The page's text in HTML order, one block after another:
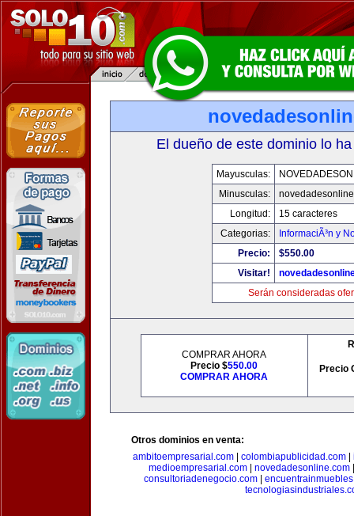
El dueño de este dominio lo
Mayusculas:
Minusculas:
Longitud:
15 caracteres
Categorias:
InformaciÃ³n y
Precio:
$550.00
Visitar!
Serán consideradas
COMPRAR AHORA
Precio $550.00
COMPRAR AHORA
Precio
Otros dominios en venta:
ambitoempresarial.com| colombiapublicidad.com|
medioempresarial.com| novedadesonline.com
consultoriadenegocio.com|